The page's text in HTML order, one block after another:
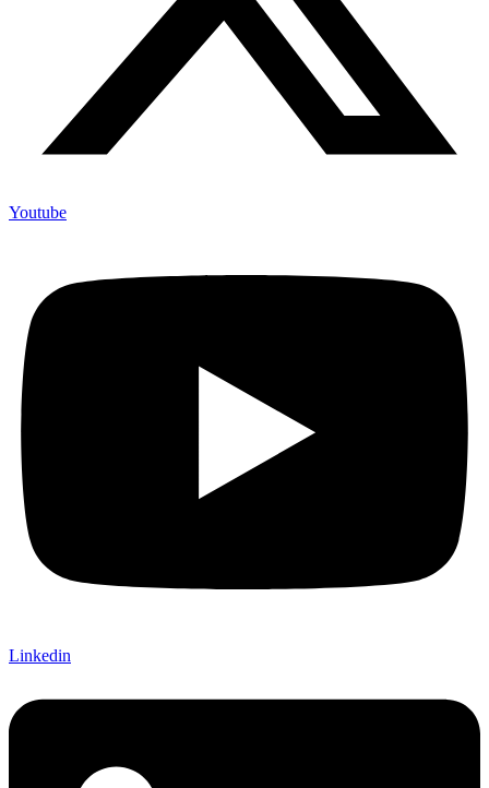
Youtube
Linkedin